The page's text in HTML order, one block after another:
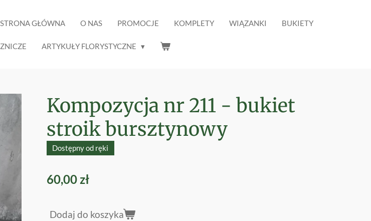
STRONA GŁÓWNA O NAS PROMOCJE KOMPLETY WIĄZANKI BUKIETY
ZNICZE ARTYKUŁY FLORYSTYCZNE
Kompozycja nr 211 - bukiet
stroik bursztynowy
Dostępny od ręki
60,00 zł
Dodaj do koszyka